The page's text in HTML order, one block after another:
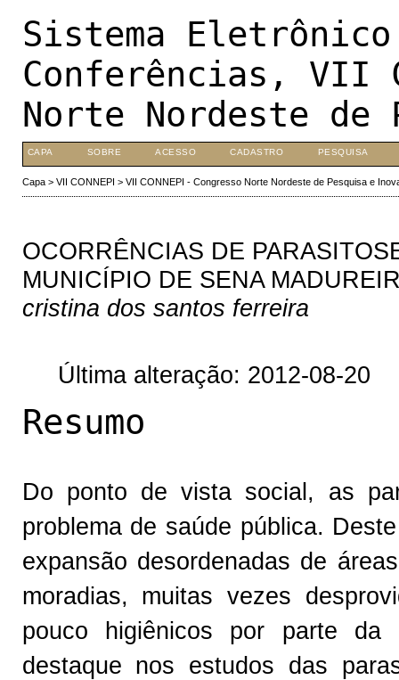
Sistema
Conferências, VII
Norte Nordeste de
CAPA SOBRE ACESSO CADASTRO PESQUISA
Capa> VII CONNEPI > VII CONNEPI - Congresso Norte Nordeste de Pesquisa e
OCORRÊNCIAS DE
MUNICÍPIO DE SENA
cristina dos santos ferreira
Última alteração: 2012-08-20
Resumo
Do ponto de vista social, as
problema de saúde pública.
expansão desordenadas de
moradias, muitas vezes
pouco higiênicos por parte da
destaque nos estudos das